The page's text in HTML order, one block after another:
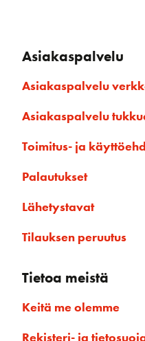
Asiakaspalvelu
Asiakaspalvelu
Asiakaspalvelu
Toimitus- ja
Palautukset
Lähetystavat
Tilauksen peruutus
Tietoa meistä
Keitä me olemme
Rekisteri- ja